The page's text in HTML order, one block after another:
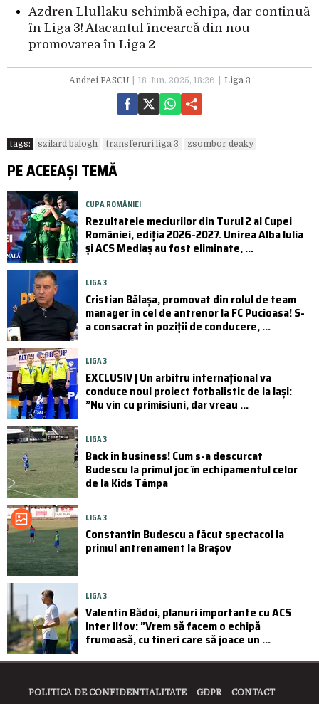
Azdren Llullaku schimbă echipa, dar continuă
în Liga 3! Atacantul încearcă din nou
promovarea în Liga 2
Andrei PASCU 18 Jun. 2025, 18:26 Liga 3
tags: szilard balogh transferuri liga 3 zsombor deaky
PE ACEEAȘI TEMĂ
CUPA ROMÂNIEI
Rezultatele meciurilor din Turul 2 al Cupei
României, ediția 2026-2027. Unirea Alba Iulia
și ACS Mediaș au fost eliminate, ...
LIGA 3
Cristian Bălașa, promovat din rolul de team
manager în cel de antrenor la FC Pucioasa! S-
a consacrat în poziții de conducere, ...
LIGA 3
EXCLUSIV | Un arbitru internațional va
conduce noul proiect fotbalistic de la Iași:
”Nu vin cu primisiuni, dar vreau ...
LIGA 3
Back in business! Cum s-a descurcat
Budescu la primul joc în echipamentul celor
de la Kids Tâmpa
LIGA 3
Constantin Budescu a făcut spectacol la
primul antrenament la Brașov
LIGA 3
Valentin Bădoi, planuri importante cu ACS
Inter Ilfov: ”Vrem să facem o echipă
frumoasă, cu tineri care să joace un ...
POLITICA DE CONFIDENTIALITATE GDPR CONTACT